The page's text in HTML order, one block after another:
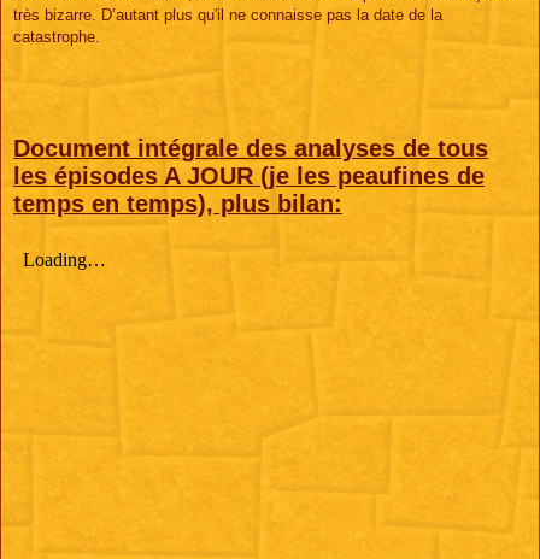
très bizarre. D’autant plus qu'il ne connaisse pas la date de la
catastrophe.
Document intégrale des analyses de tous
les épisodes A JOUR (je les peaufines de
temps en temps), plus bilan: